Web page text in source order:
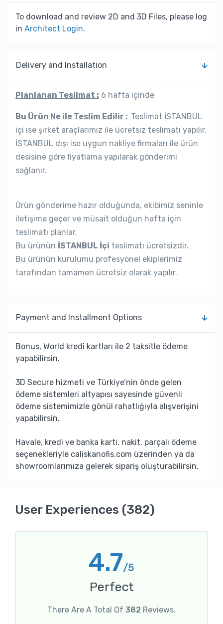
To download and review 2D and 3D Files, please log
in Architect Login.
Delivery and Installation
Planlanan Teslimat : 6 hafta içinde
Bu Ürün Ne ile Teslim Edilir : Teslimat İSTANBUL
içi ise şirket araçlarımız ile ücretsiz teslimatı yapılır,
İSTANBUL dışı ise uygun nakliye firmaları ile ürün
desisine göre fiyatlama yapılarak gönderimi
sağlanır.
Ürün gönderime hazır olduğunda, ekibimiz seninle
iletişime geçer ve müsait olduğun hafta için
teslimatı planlar.
Bu ürünün İSTANBUL İçi teslimatı ücretsizdir.
Bu ürünün kurulumu profesyonel ekiplerimiz
tarafından tamamen ücretsiz olarak yapılır.
Payment and Installment Options
Bonus, World kredi kartları ile 2 taksitle ödeme
yapabilirsin.
3D Secure hizmeti ve Türkiye’nin önde gelen
ödeme sistemleri altyapısı sayesinde güvenli
ödeme sistemimizle gönül rahatlığıyla alışverişini
yapabilirsin.
Havale, kredi ve banka kartı, nakit, parçalı ödeme
seçenekleriyle caliskanofis.com üzerinden ya da
showroomlarımıza gelerek sipariş oluşturabilirsin.
User Experiences (382)
4.7/5
Perfect
There Are A Total Of 382 Reviews.